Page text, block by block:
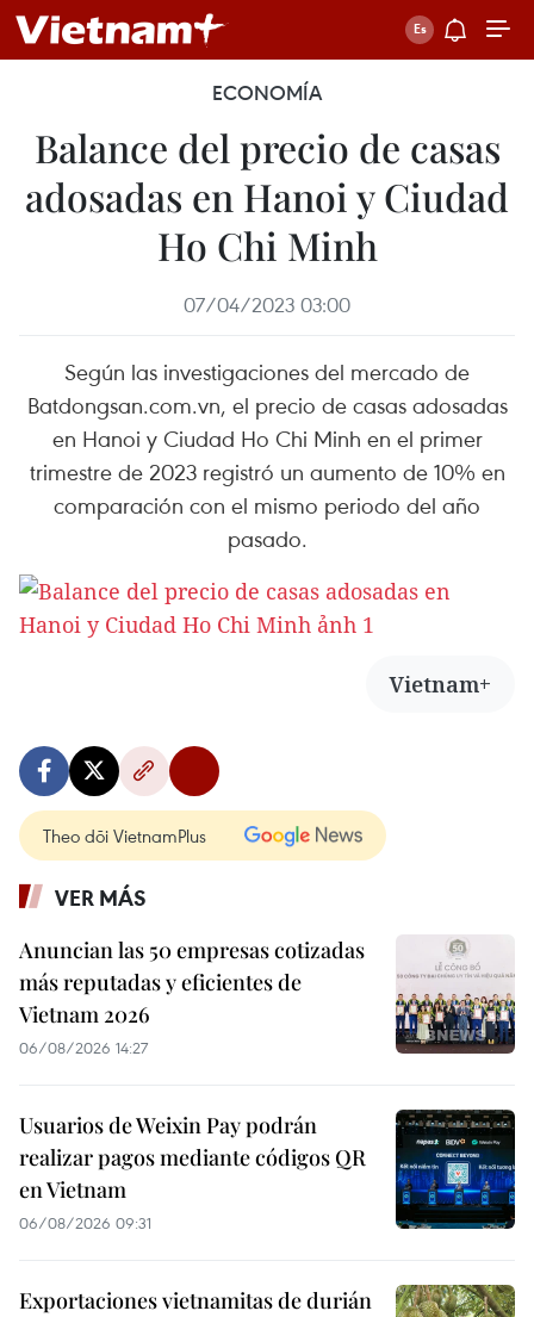
ECONOMÍA
Balance del precio de casas
adosadas en Hanoi y Ciudad
Ho Chi Minh
07/04/2023 03:00
Según las investigaciones del mercado de
Batdongsan.com.vn, el precio de casas adosadas
en Hanoi y Ciudad Ho Chi Minh en el primer
trimestre de 2023 registró un aumento de 10% en
comparación con el mismo periodo del año
pasado.
Vietnam+
Theo dõi VietnamPlus
VER MÁS
Anuncian las 50 empresas cotizadas
más reputadas y eficientes de
Vietnam 2026
06/08/2026 14:27
Usuarios de Weixin Pay podrán
realizar pagos mediante códigos QR
en Vietnam
06/08/2026 09:31
Exportaciones vietnamitas de durián